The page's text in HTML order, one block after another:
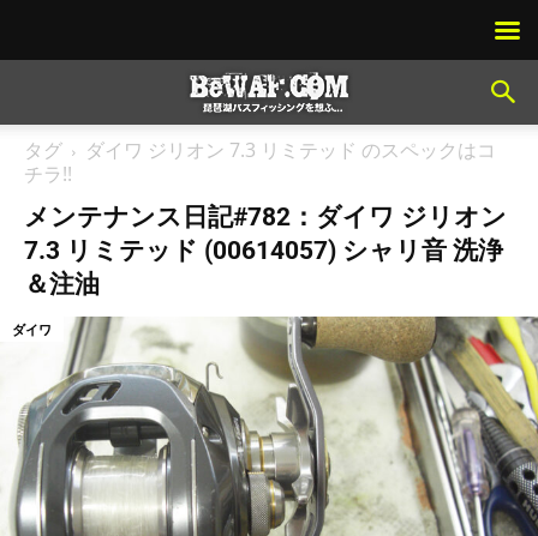
タグ
ダイワ ジリオン 7.3 リミテッド のスペックはコ
チラ!!
メンテナンス日記#782：ダイワ ジリオン
7.3 リミテッド (00614057) シャリ音 洗浄
＆注油
ダイワ